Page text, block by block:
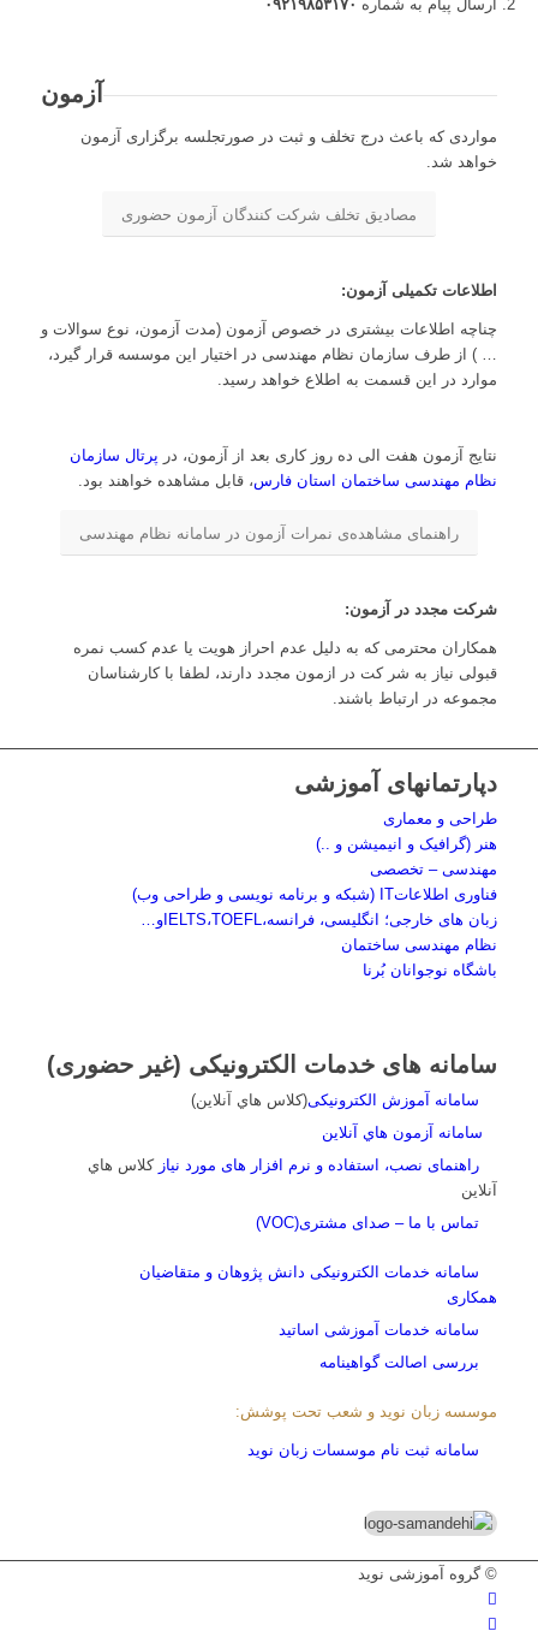
ارسال پیام به شماره ۰۹۲۱۹۸۵۳۱۷۰
آزمون
مواردی که باعث درج تخلف و ثبت در صورتجلسه برگزاری آزمون
خواهد شد.
مصادیق تخلف شرکت کنندگان آزمون حضوری
اطلاعات تکمیلی آزمون:
چناچه اطلاعات بیشتری در خصوص آزمون (مدت آزمون، نوع سوالات و
… ) از طرف سازمان نظام مهندسی در اختیار این موسسه قرار گیرد،
موارد در این قسمت به اطلاع خواهد رسید.
نتایج آزمون هفت الی ده روز کاری بعد از آزمون، در پرتال سازمان
نظام مهندسی ساختمان استان فارس، قابل مشاهده خواهند بود.
راهنمای مشاهده‌ی نمرات آزمون در سامانه نظام مهندسی
شرکت مجدد در آزمون:
همکاران محترمی که به دلیل عدم احراز هویت یا عدم کسب نمره
قبولی نیاز به شر کت در ازمون مجدد دارند، لطفا با کارشناسان
مجموعه در ارتباط باشند.
دپارتمانهای آموزشی
طراحی و معماری
هنر (گرافیک و انیمیشن و ..)
مهندسی – تخصصی
فناوری اطلاعاتIT (شبکه و برنامه نویسی و طراحی وب)
زبان های خارجی؛ انگلیسی، فرانسه،IELTS،TOEFLو…
نظام مهندسی ساختمان
باشگاه نوجوانان بُرنا
سامانه های خدمات الکترونیکی (غیر حضوری)
سامانه آموزش الکترونیکی(کلاس هاي آنلاين)
سامانه آزمون هاي آنلاين
راهنمای نصب، استفاده و نرم افزار های مورد نیاز کلاس هاي
آنلاين
تماس با ما – صدای مشتری(VOC)
سامانه خدمات الکترونیکی دانش پژوهان و متقاضیان
همکاری
سامانه خدمات آموزشی اساتید
بررسی اصالت گواهینامه
موسسه زبان نوید و شعب تحت پوشش:
سامانه ثبت نام موسسات زبان نوید
© گروه آموزشی نوید